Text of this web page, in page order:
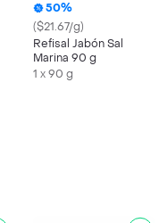
50%
($21.67/g)
Refisal Jabón Sal
Marina 90 g
1 x 90 g